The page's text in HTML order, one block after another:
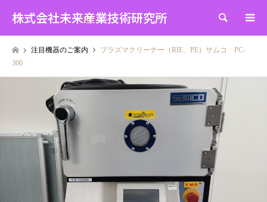
株式会社未来産業技術研究所 検索
注目機器のご案内
プラズマクリーナー（RIE、PE）サムコ PC-
300